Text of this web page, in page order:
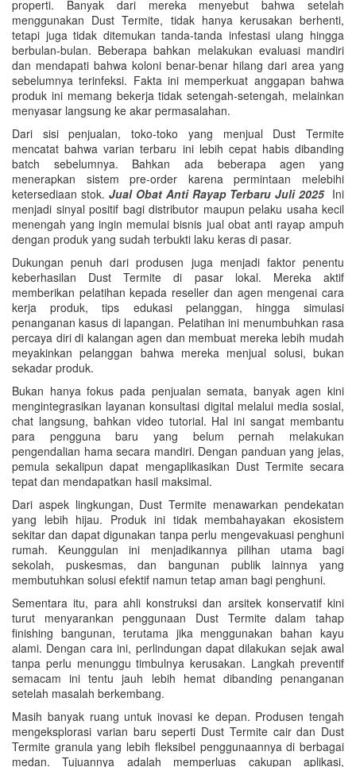
properti. Banyak dari mereka menyebut bahwa setelah
menggunakan Dust Termite, tidak hanya kerusakan berhenti,
tetapi juga tidak ditemukan tanda-tanda infestasi ulang hingga
berbulan-bulan. Beberapa bahkan melakukan evaluasi mandiri
dan mendapati bahwa koloni benar-benar hilang dari area yang
sebelumnya terinfeksi. Fakta ini memperkuat anggapan bahwa
produk ini memang bekerja tidak setengah-setengah, melainkan
menyasar langsung ke akar permasalahan.
Dari sisi penjualan, toko-toko yang menjual Dust Termite
mencatat bahwa varian terbaru ini lebih cepat habis dibanding
batch sebelumnya. Bahkan ada beberapa agen yang
menerapkan sistem pre-order karena permintaan melebihi
ketersediaan stok. Jual Obat Anti Rayap Terbaru Juli 2025Ini
menjadi sinyal positif bagi distributor maupun pelaku usaha kecil
menengah yang ingin memulai bisnis jual obat anti rayap ampuh
dengan produk yang sudah terbukti laku keras di pasar.
Dukungan penuh dari produsen juga menjadi faktor penentu
keberhasilan Dust Termite di pasar lokal. Mereka aktif
memberikan pelatihan kepada reseller dan agen mengenai cara
kerja produk, tips edukasi pelanggan, hingga simulasi
penanganan kasus di lapangan. Pelatihan ini menumbuhkan rasa
percaya diri di kalangan agen dan membuat mereka lebih mudah
meyakinkan pelanggan bahwa mereka menjual solusi, bukan
sekadar produk.
Bukan hanya fokus pada penjualan semata, banyak agen kini
mengintegrasikan layanan konsultasi digital melalui media sosial,
chat langsung, bahkan video tutorial. Hal ini sangat membantu
para pengguna baru yang belum pernah melakukan
pengendalian hama secara mandiri. Dengan panduan yang jelas,
pemula sekalipun dapat mengaplikasikan Dust Termite secara
tepat dan mendapatkan hasil maksimal.
Dari aspek lingkungan, Dust Termite menawarkan pendekatan
yang lebih hijau. Produk ini tidak membahayakan ekosistem
sekitar dan dapat digunakan tanpa perlu mengevakuasi penghuni
rumah. Keunggulan ini menjadikannya pilihan utama bagi
sekolah, puskesmas, dan bangunan publik lainnya yang
membutuhkan solusi efektif namun tetap aman bagi penghuni.
Sementara itu, para ahli konstruksi dan arsitek konservatif kini
turut menyarankan penggunaan Dust Termite dalam tahap
finishing bangunan, terutama jika menggunakan bahan kayu
alami. Dengan cara ini, perlindungan dapat dilakukan sejak awal
tanpa perlu menunggu timbulnya kerusakan. Langkah preventif
semacam ini tentu jauh lebih hemat dibanding penanganan
setelah masalah berkembang.
Masih banyak ruang untuk inovasi ke depan. Produsen tengah
mengeksplorasi varian baru seperti Dust Termite cair dan Dust
Termite granula yang lebih fleksibel penggunaannya di berbagai
medan. Tujuannya adalah memperluas cakupan aplikasi,